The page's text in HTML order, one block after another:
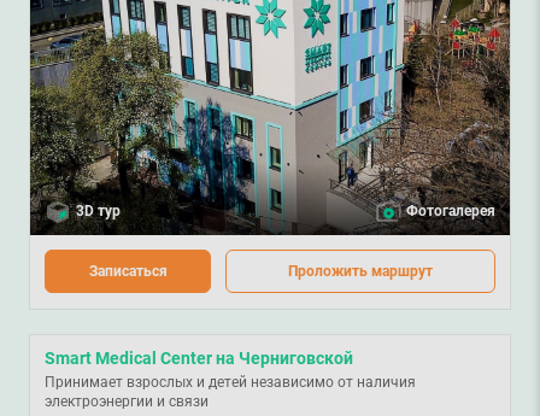
3D тур Фотогалерея
Записаться Проложить маршрут
Smart Medical Center на Черниговской
Принимает взрослых и детей независимо от наличия
электроэнергии и связи